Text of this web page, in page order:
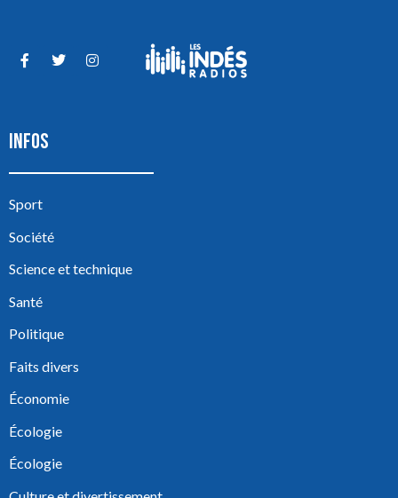
INFOS
Sport
Société
Science et technique
Santé
Politique
Faits divers
Économie
Écologie
Écologie